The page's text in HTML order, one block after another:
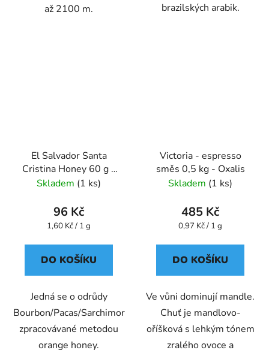
až 2100 m.
brazilských arabik.
El Salvador Santa
Cristina Honey 60 g -
káva - Oxalis
Skladem (1 ks)
96 Kč
Měrná
1,60 Kč / 1 g
DO KOŠÍKU
Jedná se o odrůdy
Bourbon/Pacas/Sarchimor
zpracovávané metodou
orange honey.
Victoria - espresso
směs 0,5 kg - Oxalis
Skladem (1 ks)
485 Kč
Měrná
0,97 Kč / 1 g
DO KOŠÍKU
Ve vůni dominují mandle.
Chuť je mandlovo-
oříšková s lehkým tónem
zralého ovoce a